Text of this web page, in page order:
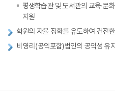
평생학습관 및 도서관의 교육·문
지원
학원의 자율 정화를 유도하여 건전
비영리(공익포함)법인의 공익성 유